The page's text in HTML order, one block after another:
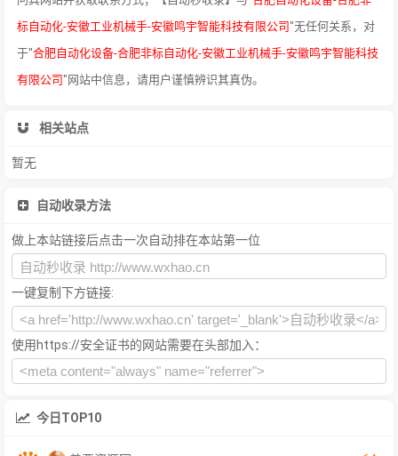
标自动化-安徽工业机械手-安徽鸣宇智能科技有限公司"无任何关系，对
于"合肥自动化设备-合肥非标自动化-安徽工业机械手-安徽鸣宇智能科技
有限公司"网站中信息，请用户谨慎辨识其真伪。
相关站点
暂无
自动收录方法
做上本站链接后点击一次自动排在本站第一位
一键复制下方链接:
使用https://安全证书的网站需要在头部加入：
今日TOP10